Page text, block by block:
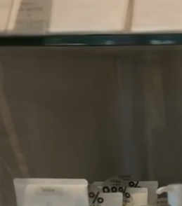
コンテンツにスキッ
プする